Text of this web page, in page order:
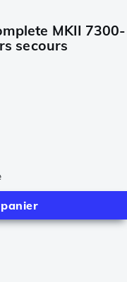
MKII 7300-
secours